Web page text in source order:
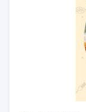
***上課時間會